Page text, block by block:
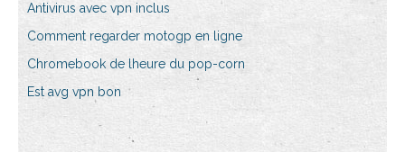
Antivirus avec vpn inclus
Comment regarder motogp en ligne
Chromebook de lheure du pop-corn
Est avg vpn bon